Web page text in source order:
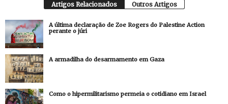
Artigos Relacionados Outros Artigos
A última declaração de Zoe Rogers do Palestine Action
perante o júri
A armadilha do desarmamento em Gaza
Como o hipermilitarismo permeia o cotidiano em Israel